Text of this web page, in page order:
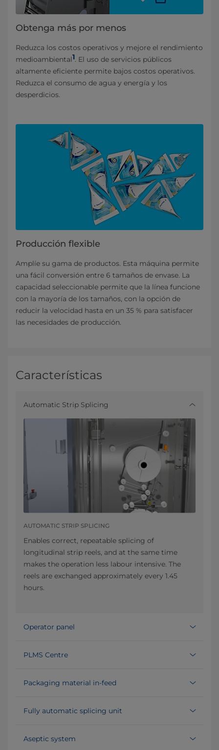
Obtenga más por menos
Reduzca los costos operativos y mejore el rendimiento
medioambiental1. El uso de servicios públicos
altamente eficiente permite bajos costos operativos.
Reduzca el consumo de agua y energía y los
desperdicios.
Producción flexible
Amplíe su gama de productos. Esta máquina permite
una fácil conversión entre 6 tamaños de envase. La
capacidad seleccionable permite que la línea funcione
con la mayoría de los tamaños, con la opción de
reducir la velocidad hasta en un 35 % para satisfacer
las necesidades de producción.
Características
Automatic Strip Splicing
AUTOMATIC STRIP SPLICING
Enables correct, repeatable splicing of
longitudinal strip reels, and at the same time
makes the operation less labour intensive. The
reels are exchanged approximately every 1.45
hours.
Operator panel
PLMS Centre
Packaging material in-feed
Fully automatic splicing unit
Aseptic system